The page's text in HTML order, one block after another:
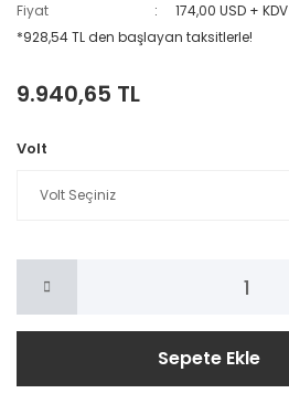
Fiyat
174,00 USD + KDV
*928,54 TL den başlayan taksitlerle!
9.940,65 TL
Volt
Sepete Ekle